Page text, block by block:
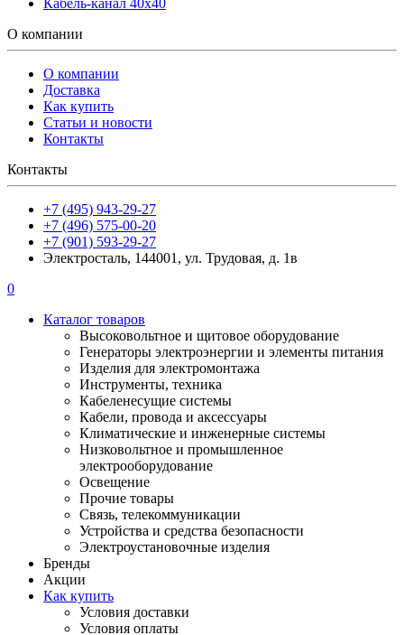
О компании
О компании
Доставка
Как купить
Статьи и новости
Контакты
Контакты
+7 (495) 943-29-27
+7 (496) 575-00-20
+7 (901) 593-29-27
Электросталь, 144001, ул. Трудовая, д. 1в
0
Каталог товаров
Высоковольтное и щитовое оборудование
Генераторы электроэнергии и элементы питания
Изделия для электромонтажа
Инструменты, техника
Кабеленесущие системы
Кабели, провода и аксессуары
Климатические и инженерные системы
Низковольтное и промышленное
электрооборудование
Освещение
Прочие товары
Связь, телекоммуникации
Устройства и средства безопасности
Электроустановочные изделия
Бренды
Акции
Как купить
Условия доставки
Условия оплаты